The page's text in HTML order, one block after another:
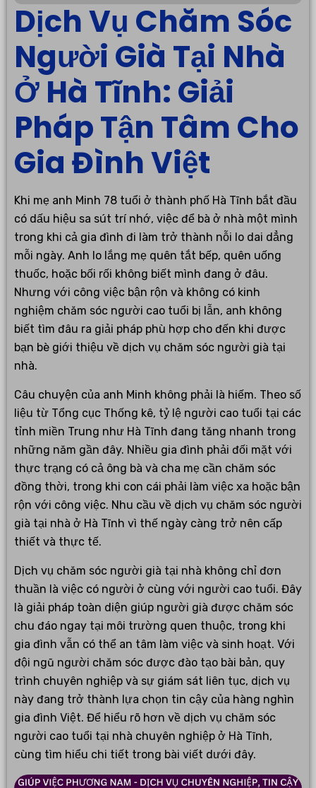
Dịch Vụ Chăm Sóc
Người Già Tại Nhà
Ở Hà Tĩnh: Giải
Pháp Tận Tâm Cho
Gia Đình Việt
Khi mẹ anh Minh 78 tuổi ở thành phố Hà Tĩnh bắt đầu
có dấu hiệu sa sút trí nhớ, việc để bà ở nhà một mình
trong khi cả gia đình đi làm trở thành nỗi lo dai dẳng
mỗi ngày. Anh lo lắng mẹ quên tắt bếp, quên uống
thuốc, hoặc bối rối không biết mình đang ở đâu.
Nhưng với công việc bận rộn và không có kinh
nghiệm chăm sóc người cao tuổi bị lẫn, anh không
biết tìm đâu ra giải pháp phù hợp cho đến khi được
bạn bè giới thiệu về dịch vụ chăm sóc người già tại
nhà.
Câu chuyện của anh Minh không phải là hiếm. Theo số
liệu từ Tổng cục Thống kê, tỷ lệ người cao tuổi tại các
tỉnh miền Trung như Hà Tĩnh đang tăng nhanh trong
những năm gần đây. Nhiều gia đình phải đối mặt với
thực trạng có cả ông bà và cha mẹ cần chăm sóc
đồng thời, trong khi con cái phải làm việc xa hoặc bận
rộn với công việc. Nhu cầu về dịch vụ chăm sóc người
già tại nhà ở Hà Tĩnh vì thế ngày càng trở nên cấp
thiết và thực tế.
Dịch vụ chăm sóc người già tại nhà không chỉ đơn
thuần là việc có người ở cùng với người cao tuổi. Đây
là giải pháp toàn diện giúp người già được chăm sóc
chu đáo ngay tại môi trường quen thuộc, trong khi
gia đình vẫn có thể an tâm làm việc và sinh hoạt. Với
đội ngũ người chăm sóc được đào tạo bài bản, quy
trình chuyên nghiệp và sự giám sát liên tục, dịch vụ
này đang trở thành lựa chọn tin cậy của hàng nghìn
gia đình Việt. Để hiểu rõ hơn về dịch vụ chăm sóc
người cao tuổi tại nhà chuyên nghiệp ở Hà Tĩnh,
cùng tìm hiểu chi tiết trong bài viết dưới đây.